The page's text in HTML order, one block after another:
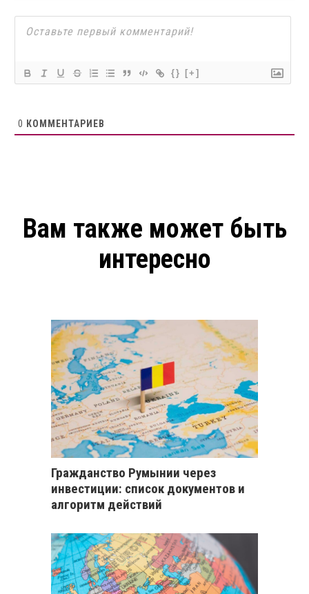
{} [+]
0 КОММЕНТАРИЕВ
Вам также может быть
интересно
Гражданство Румынии через
инвестиции: список документов и
алгоритм действий